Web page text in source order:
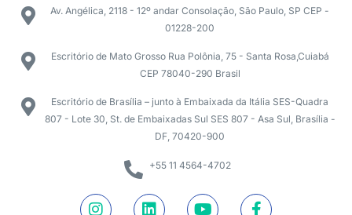
Av. Angélica, 2118 - 12º andar Consolação, São Paulo, SP CEP -
01228-200
Escritório de Mato Grosso Rua Polônia, 75 - Santa Rosa,Cuiabá
CEP 78040-290 Brasil
Escritório de Brasília – junto à Embaixada da Itália SES-Quadra
807 - Lote 30, St. de Embaixadas Sul SES 807 - Asa Sul, Brasília -
DF, 70420-900
+55 11 4564-4702